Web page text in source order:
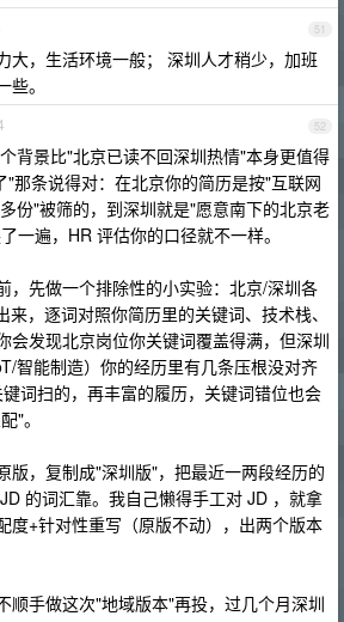
51
大，生活环境一般； 深圳人才稍少，加班
。
52
背景比"北京已读不回深圳热情"本身更值得
"那条说得对：在北京你的简历是按"互联网
份"被筛的，到深圳就是"愿意南下的北京老
遍，HR 评估你的口径就不一样。
，先做一个排除性的小实验：北京/深圳各
，逐词对照你简历里的关键词、技术栈、
会发现北京岗位你关键词覆盖得满，但深圳
智能制造）你的经历里有几条压根没对齐
词扫的，再丰富的履历，关键词错位也会
"。
版，复制成"深圳版"，把最近一两段经历的
的词汇靠。我自己懒得手工对 JD ，就拿
度+针对性重写（原版不动），出两个版本
顺手做这次"地域版本"再投，过几个月深圳